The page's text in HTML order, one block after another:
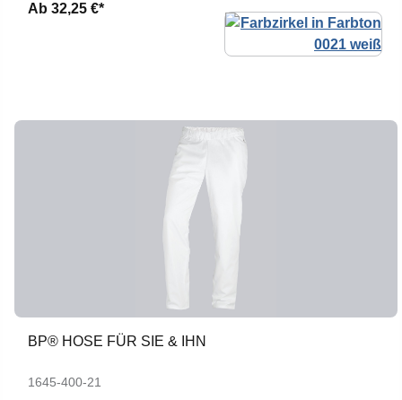
Ab 32,25 €*
BP® HOSE FÜR SIE & IHN
1645-400-21